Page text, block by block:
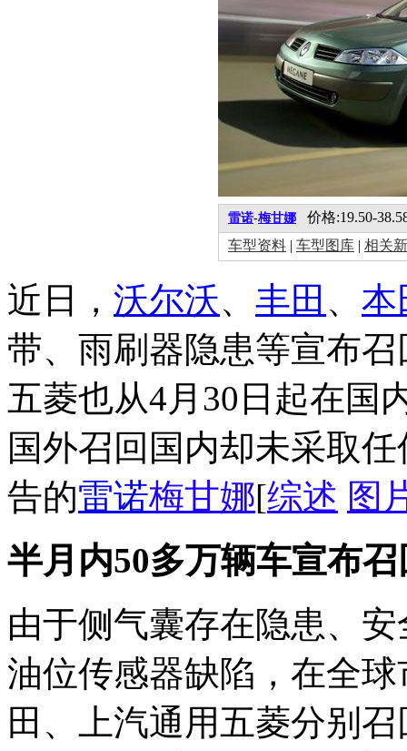
雷诺-梅甘娜 价格:19.50-
车型资料 | 车型图库 | 相关
近日， 沃尔沃、 丰田 、 本
带、雨刷器隐患等宣布
五菱也从4月30日起在国
国外召回国内却未采取
告的雷诺梅甘娜[综述 图
半月内50多万辆车宣布召
由于侧气囊存在隐患、
油位传感器缺陷，在全
田、上汽通用五菱分别召